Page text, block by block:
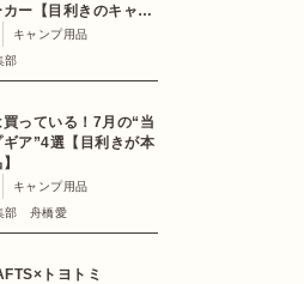
カー【目利きのキャン
キャンプ用品
部
買っている！7月の“当
ア”4選【目利きが本
キャンプ用品
部 舟橋愛
トヨトミ